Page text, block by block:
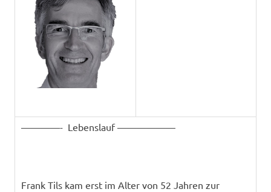
————- Lebenslauf ——————
Frank Tils kam erst im Alter von 52 Jahren zur